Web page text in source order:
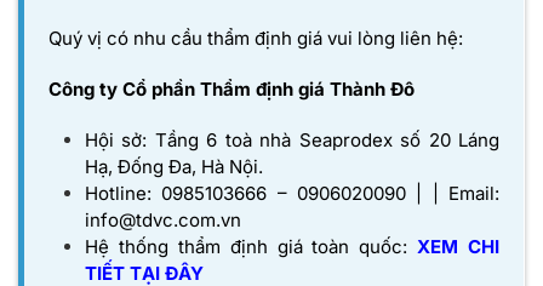
Quý vị có nhu cầu thẩm định giá vui lòng liên hệ:
Công ty Cổ phần Thẩm định giá Thành Đô
Hội sở: Tầng 6 toà nhà Seaprodex số 20 Láng
Hạ, Đống Đa, Hà Nội.
Hotline: 0985103666 – 0906020090 | | Email:
info@tdvc.com.vn
Hệ thống thẩm định giá toàn quốc: XEM CHI
TIẾT TẠI ĐÂY